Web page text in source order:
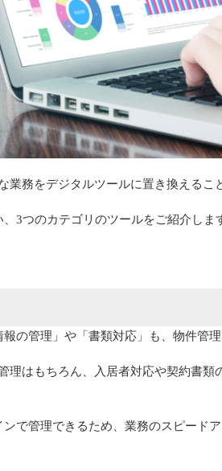
務をデジタルツールに置き換えるこ
3つのカテゴリのツールをご紹介しま
の管理」や「書類対応」も、物件管
理はもちろん、入居者対応や契約書
で管理できるため、業務のスピード